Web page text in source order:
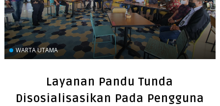
WARTA UTAMA
Layanan Pandu Tunda
Disosialisasikan Pada Pengguna